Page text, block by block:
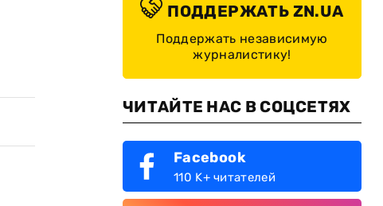
ПОДДЕРЖАТЬ ZN.UA
Поддержать независимую
журналистику!
ЧИТАЙТЕ НАС В СОЦСЕТЯХ
Facebook
110 K+ читателей